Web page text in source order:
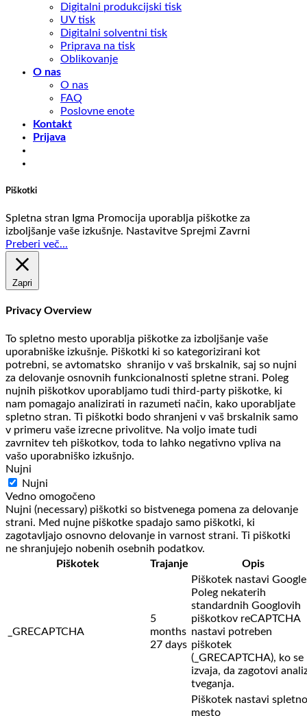
Digitalni produkcijski tisk
UV tisk
Digitalni solventni tisk
Priprava na tisk
Oblikovanje
O nas
O nas
FAQ
Poslovne enote
Kontakt
Prijava
Piškotki
Spletna stran Igma Promocija uporablja piškotke za
izboljšanje vaše izkušnje. Nastavitve Sprejmi Zavrni
Preberi več...
Zapri
Privacy Overview
To spletno mesto uporablja piškotke za izboljšanje vaše
uporabniške izkušnje. Piškotki ki so kategorizirani kot
potrebni, se avtomatsko shranijo v vaš brskalnik, saj so nujni
za delovanje osnovnih funkcionalnosti spletne strani. Poleg
nujnih piškotkov uporabljamo tudi third-party piškotke, ki
nam pomagajo analizirati in razumeti način, kako uporabljate
spletno stran. Ti piškotki bodo shranjeni v vaš brskalnik samo
v primeru vaše izrecne privolitve. Na voljo imate tudi
zavrnitev teh piškotkov, toda to lahko negativno vpliva na
vašo uporabniško izkušnjo.
Nujni
Nujni
Vedno omogočeno
Nujni (necessary) piškotki so bistvenega pomena za delovanje
strani. Med nujne piškotke spadajo samo piškotki, ki
zagotavljajo osnovno delovanje in varnost strani. Ti piškotki
ne shranjujejo nobenih osebnih podatkov.
Piškotek
Trajanje Opis
_GRECAPTCHA
5
months
27 days
Piškotek nastavi
Poleg nekaterih
standardnih Googlovih
piškotkov reCAPTCHA
nastavi potreben
piškotek
(_GRECAPTCHA), ko se
izvaja, da zagotovi
tveganja.
Piškotek nastavi spletno
mesto